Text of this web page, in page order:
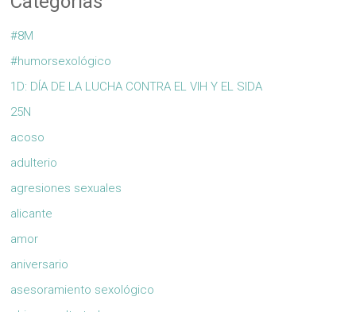
#8M
#humorsexológico
1D: DÍA DE LA LUCHA CONTRA EL VIH Y EL SIDA
25N
acoso
adulterio
agresiones sexuales
alicante
amor
aniversario
asesoramiento sexológico